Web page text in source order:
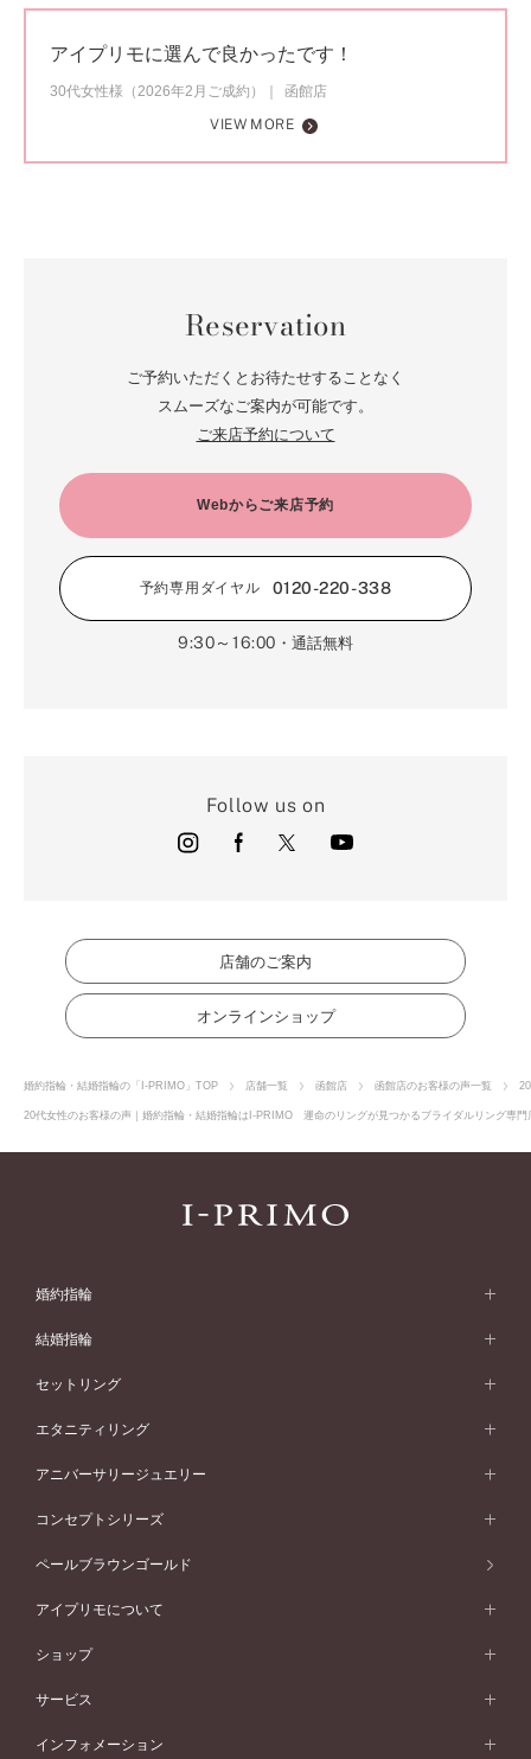
アイプリモに選んで良かったです！
30代女性様（2026年2月ご成約）
函館店
VIEW MORE
Reservation
ご予約いただくとお待たせすることなく
スムーズなご案内が可能です。
ご来店予約について
Webからご来店予約
予約専用ダイヤル 0120-220-338
9:30～16:00 ・通話無料
Follow us on
店舗のご案内
オンラインショップ
婚約指輪・結婚指輪の「I-PRIMO」TOP 店舗一覧 函館店 函館店のお客様の声一覧
20代女性のお客様の声｜婚約指輪・結婚指輪はI-PRIMO 運命のリングが見つかるブライダルリング専
婚約指輪
婚約指輪 (エンゲージリング)
婚約指輪一覧
ピンクゴールド
ペールブラウンゴールド
ウェーブライン
V字ライン
ワンサイドメレ
ダブルサイドメレ
シンプル
フェミニン
モード
50万円台～
40万円台～
30万円台～
婚約指輪 人気ランキング
婚約ネックレス
ダイヤモンドシェイプコレクション
結婚指輪
結婚指輪 (マリッジリング)
結婚指輪一覧
ピンクゴールド
ペールブラウンゴールド
ウェーブライン
V字ライン
ワンメレ
セベラルメレ
シンプル
フェミニン
モード
50万円～
40万円～50万円
セットリング
セットリング
セットリング一覧
ピンクゴールド
ペールブラウンゴールド
エタニティリング
エタニティリング
エタニティリング一覧
ピンクゴールド
ペールブラウンゴールド
アニバーサリージュエリー
アニバーサリージュエリー
アニバーサリージュエリー一覧
ファッションリング
ブレスレット
コンセプトシリーズ
コンセプトシリーズ
オリジンビリーフ
エトワル
スワハ
ペールブラウンゴールド
アイプリモについて
アイプリモについて
パーソナルハンド診断
デザインへのこだわり
ショップ
店舗一覧
北海道
サービス
プロポーズサポート
インフォメーション